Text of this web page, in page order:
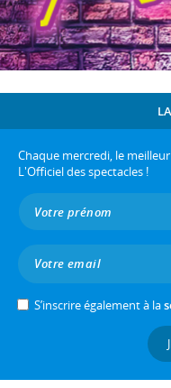
Chaque mercredi, le
L'Officiel des spectacles !
S’inscrire également à la